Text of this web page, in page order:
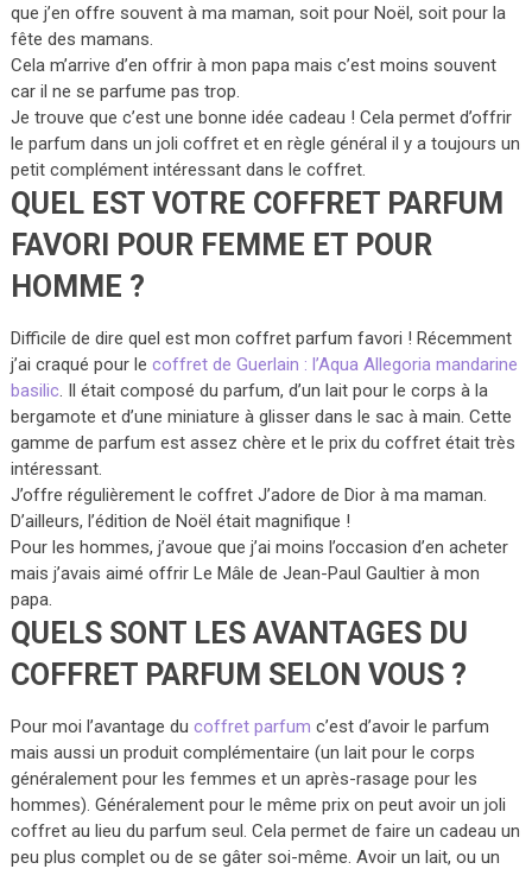
que j’en offre souvent à ma maman, soit pour Noël, soit pour la
fête des mamans.
Cela m’arrive d’en offrir à mon papa mais c’est moins souvent
car il ne se parfume pas trop.
Je trouve que c’est une bonne idée cadeau ! Cela permet d’offrir
le parfum dans un joli coffret et en règle général il y a toujours un
petit complément intéressant dans le coffret.
QUEL EST VOTRE COFFRET PARFUM
FAVORI POUR FEMME ET POUR
HOMME ?
Difficile de dire quel est mon coffret parfum favori ! Récemment
j’ai craqué pour le coffret de Guerlain : l’Aqua Allegoria mandarine
basilic. Il était composé du parfum, d’un lait pour le corps à la
bergamote et d’une miniature à glisser dans le sac à main. Cette
gamme de parfum est assez chère et le prix du coffret était très
intéressant.
J’offre régulièrement le coffret J’adore de Dior à ma maman.
D’ailleurs, l’édition de Noël était magnifique !
Pour les hommes, j’avoue que j’ai moins l’occasion d’en acheter
mais j’avais aimé offrir Le Mâle de Jean-Paul Gaultier à mon
papa.
QUELS SONT LES AVANTAGES DU
COFFRET PARFUM SELON VOUS ?
Pour moi l’avantage du coffret parfum c’est d’avoir le parfum
mais aussi un produit complémentaire (un lait pour le corps
généralement pour les femmes et un après-rasage pour les
hommes). Généralement pour le même prix on peut avoir un joli
coffret au lieu du parfum seul. Cela permet de faire un cadeau un
peu plus complet ou de se gâter soi-même. Avoir un lait, ou un